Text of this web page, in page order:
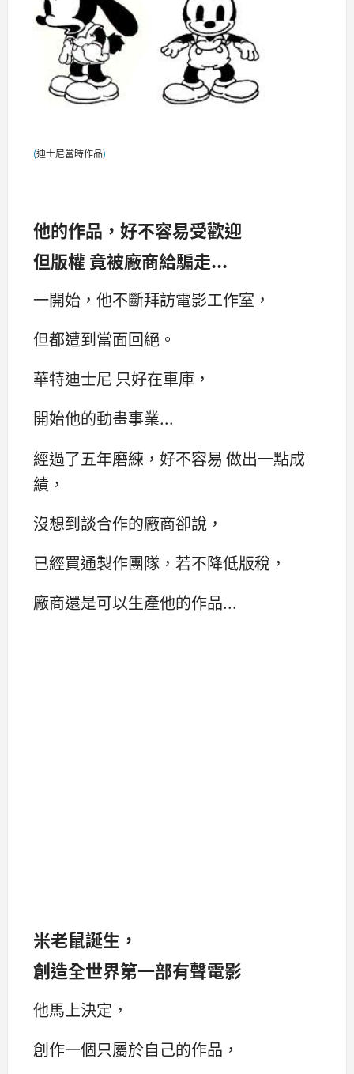
(迪士尼當時作品)
他的作品，好不容易受歡迎
但版權 竟被廠商給騙走...
一開始，他不斷拜訪電影工作室，
但都遭到當面回絕。
華特迪士尼 只好在車庫，
開始他的動畫事業...
經過了五年磨練，好不容易 做出一點成
績，
沒想到談合作的廠商卻說，
已經買通製作團隊，若不降低版稅，
廠商還是可以生產他的作品...
米老鼠誕生，
創造全世界第一部有聲電影
他馬上決定，
創作一個只屬於自己的作品，